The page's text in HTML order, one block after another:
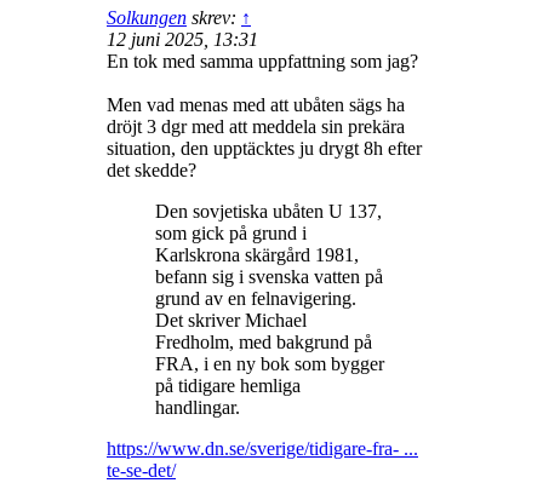
Solkungen skrev: ↑
12 juni 2025, 13:31
En tok med samma uppfattning som jag?
Men vad menas med att ubåten sägs ha
dröjt 3 dgr med att meddela sin prekära
situation, den upptäcktes ju drygt 8h efter
det skedde?
Den sovjetiska ubåten U 137,
som gick på grund i
Karlskrona skärgård 1981,
befann sig i svenska vatten på
grund av en felnavigering.
Det skriver Michael
Fredholm, med bakgrund på
FRA, i en ny bok som bygger
på tidigare hemliga
handlingar.
https://www.dn.se/sverige/tidigare-fra- ...
te-se-det/